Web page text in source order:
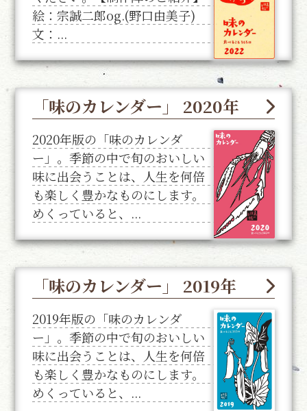
絵：宗誠二郎og.(野口由美子)
文：...
「味のカレンダー」 2020年
2020年版の「味のカレンダ
ー」。季節の中で旬のおいしい
味に出会うことは、人生を何倍
も楽しく豊かなものにします。
めくっていると、...
「味のカレンダー」 2019年
2019年版の「味のカレンダ
ー」。季節の中で旬のおいしい
味に出会うことは、人生を何倍
も楽しく豊かなものにします。
めくっていると、...